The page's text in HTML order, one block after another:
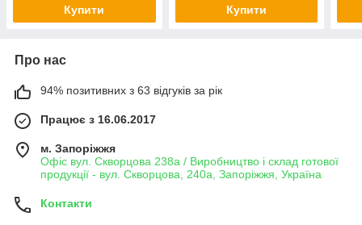
Купити Купити
Про нас
94% позитивних з 63 відгуків за рік
Працює з 16.06.2017
м. Запоріжжя
Офіс вул. Скворцова 238а / Виробництво і склад готової
продукції - вул. Скворцова, 240а, Запоріжжя, Україна
Контакти